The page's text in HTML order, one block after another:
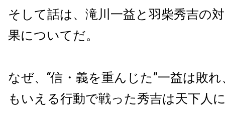
そして話は、滝川一益と羽柴秀吉の
果についてだ。
なぜ、“信・義を重んじた”一益は敗れ
もいえる行動で戦った秀吉は天下人